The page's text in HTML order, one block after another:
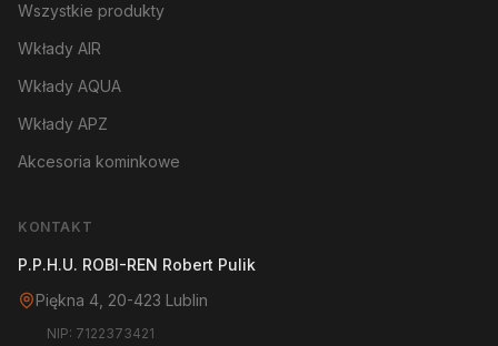
Wszystkie produkty
Wkłady AIR
Wkłady AQUA
Wkłady APZ
Akcesoria kominkowe
KONTAKT
P.P.H.U. ROBI-REN Robert Pulik
Piękna 4, 20-423 Lublin
NIP: 7122373421